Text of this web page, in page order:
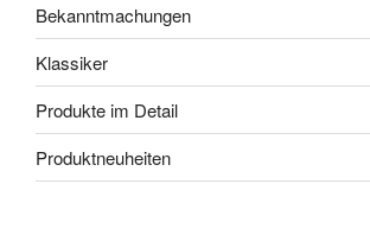
Bekanntmachungen
Klassiker
Produkte im Detail
Produktneuheiten